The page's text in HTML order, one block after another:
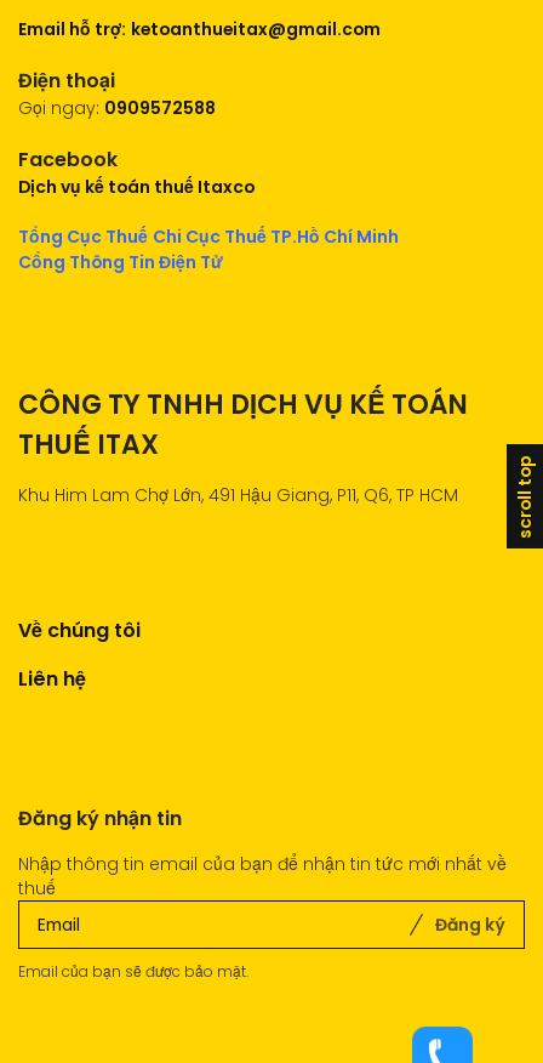
Email hỗ trợ: ketoanthueitax@gmail.com
Điện thoại
Gọi ngay: 0909572588
Facebook
Dịch vụ kế toán thuế Itaxco
Tổng Cục Thuế Chi Cục Thuế TP.Hồ Chí Minh
Cổng Thông Tin Điện Tử
CÔNG TY TNHH DỊCH VỤ KẾ TOÁN
THUẾ ITAX
Khu Him Lam Chợ Lớn, 491 Hậu Giang, P11, Q6, TP HCM
Về chúng tôi
Liên hệ
Đăng ký nhận tin
Nhập thông tin email của bạn để nhận tin tức mới nhất về
thuế
Đăng ký
Email của bạn sẽ được bảo mật.
scroll top